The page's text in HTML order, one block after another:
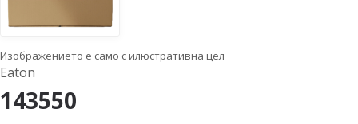
Изображението е само с илюстративна цел
Eaton
143550